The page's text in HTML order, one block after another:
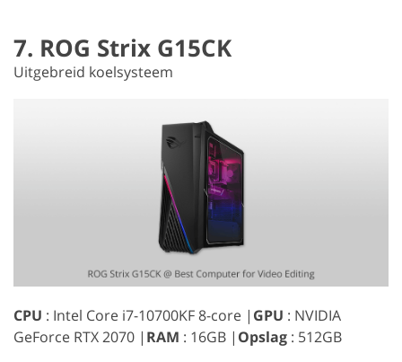
7. ROG Strix G15CK
Uitgebreid koelsysteem
CPU : Intel Core i7-10700KF 8-core | GPU : NVIDIA
GeForce RTX 2070 | RAM : 16GB | Opslag : 512GB